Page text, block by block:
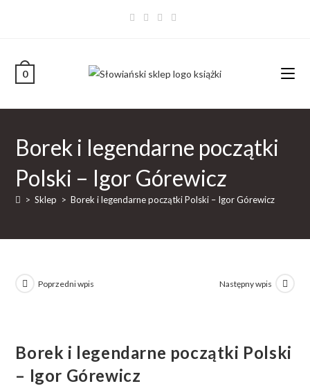
0
Borek i legendarne początki
Polski – Igor Górewicz
> Sklep > Borek i legendarne początki Polski – Igor Górewicz
Poprzedni wpis Następny wpis
Borek i legendarne początki Polski
– Igor Górewicz